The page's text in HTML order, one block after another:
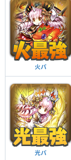
闇ドロップ強化＋
ダンジョンボーナス
スキルブースト
雲耐性
木ドロップ強化＋
闇ドロップ強化＋
火パ
光パ